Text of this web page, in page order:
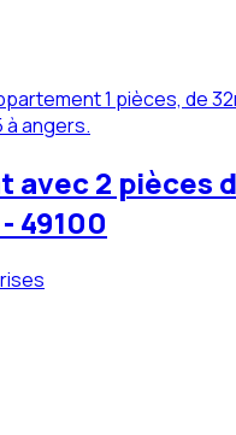
1 pièces, de
angers.
avec 2 pièces
49100